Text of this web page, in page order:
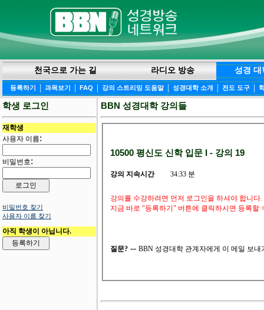
천국으로 가는 길 라디오 방송 성경 대
등록하기 | 과목보기 | FAQ | 강의 스트리밍 도움말 | 성경대학 소개 | 전도 도구 |
학생 로그인
재학생
사용자 이름:
비밀번호:
비밀번호 찾기
사용자 이름 찾기
아직 학생이 아닙니다.
BBN 성경대학 강의들
10500 평신도 신학 입문 I - 강의 19
강의 지속시간 34:33 분
강의를 수강하려면 먼저 로그인을 하셔야 합니
지금 바로 "등록하기" 버튼에 클릭하시면 등록할
질문? -- BBN 성경대학 관계자에게 이 메일 보내